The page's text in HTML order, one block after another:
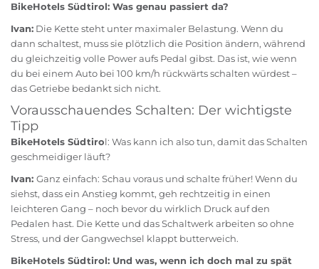
BikeHotels Südtirol: Was genau passiert da?
Ivan: Die Kette steht unter maximaler Belastung. Wenn du
dann schaltest, muss sie plötzlich die Position ändern, während
du gleichzeitig volle Power aufs Pedal gibst. Das ist, wie wenn
du bei einem Auto bei 100 km/h rückwärts schalten würdest –
das Getriebe bedankt sich nicht.
Vorausschauendes Schalten: Der wichtigste
Tipp
BikeHotels Südtirol: Was kann ich also tun, damit das Schalten
geschmeidiger läuft?
Ivan: Ganz einfach: Schau voraus und schalte früher! Wenn du
siehst, dass ein Anstieg kommt, geh rechtzeitig in einen
leichteren Gang – noch bevor du wirklich Druck auf den
Pedalen hast. Die Kette und das Schaltwerk arbeiten so ohne
Stress, und der Gangwechsel klappt butterweich.
BikeHotels Südtirol: Und was, wenn ich doch mal zu spät